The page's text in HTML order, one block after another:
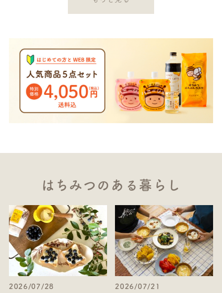
はちみつのある暮らし
2026/07/28 2026/07/21